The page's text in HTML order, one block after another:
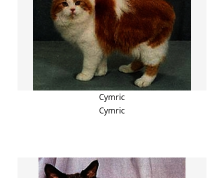
Cymric
Cymric